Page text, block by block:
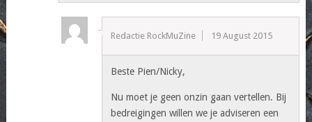
Redactie RockMuZine 19 August 2015
Beste Pien/Nicky,
Nu moet je geen onzin gaan vertellen. Bij
bedreigingen willen we je adviseren een